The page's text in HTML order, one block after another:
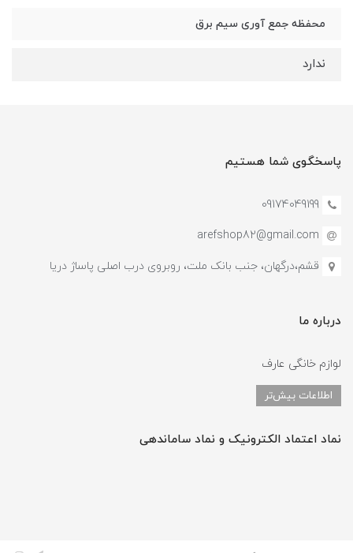
محفظه جمع آوری سیم برق
ندارد
پاسخگوی شما هستیم
09174049199
arefshop82@gmail.com
قشم،درگهان، جنب بانک ملت، روبروی درب اصلی پاساژ دریا
درباره ما
لوازم خانگی عارف
اطلاعات بیش‌تر
نماد اعتماد الکترونیک و نماد ساماندهی